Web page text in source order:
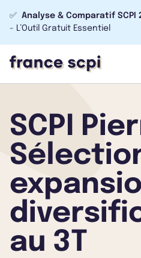
✅ Analyse & Comparatif SCPI
- L’Outil Gratuit Essentiel
SCPI
au 3T